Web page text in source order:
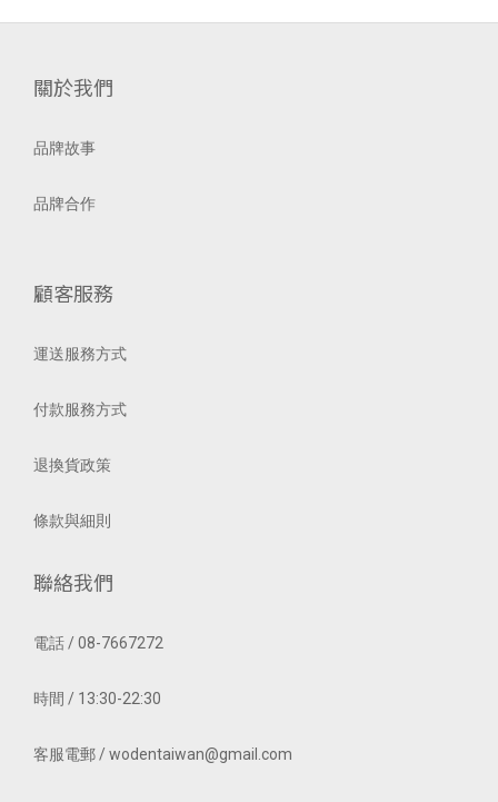
關於我們
品牌故事
品牌合作
顧客服務
運送服務方式
付款服務方式
退換貨政策
條款與細則
聯絡我們
電話 / 08-7667272
時間 / 13:30-22:30
客服電郵 / wodentaiwan@gmail.com